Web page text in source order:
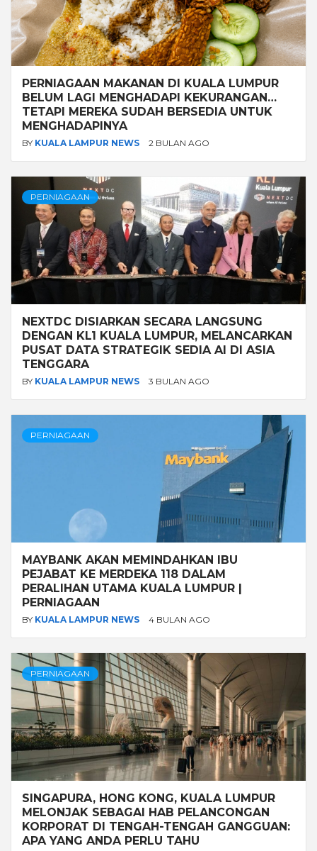
PERNIAGAAN MAKANAN DI KUALA LUMPUR
BELUM LAGI MENGHADAPI KEKURANGAN…
TETAPI MEREKA SUDAH BERSEDIA UNTUK
MENGHADAPINYA
BY KUALA LAMPUR NEWS 2 BULAN AGO
PERNIAGAAN
NEXTDC DISIARKAN SECARA LANGSUNG
DENGAN KL1 KUALA LUMPUR, MELANCARKAN
PUSAT DATA STRATEGIK SEDIA AI DI ASIA
TENGGARA
BY KUALA LAMPUR NEWS 3 BULAN AGO
PERNIAGAAN
MAYBANK AKAN MEMINDAHKAN IBU
PEJABAT KE MERDEKA 118 DALAM
PERALIHAN UTAMA KUALA LUMPUR |
PERNIAGAAN
BY KUALA LAMPUR NEWS 4 BULAN AGO
PERNIAGAAN
SINGAPURA, HONG KONG, KUALA LUMPUR
MELONJAK SEBAGAI HAB PELANCONGAN
KORPORAT DI TENGAH-TENGAH GANGGUAN:
APA YANG ANDA PERLU TAHU